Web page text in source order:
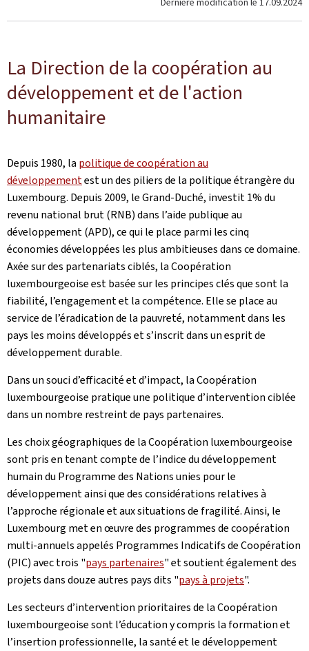
La Direction de la coopération au
développement et de l'action
humanitaire
Depuis 1980, la politique de coopération au
développementest un des piliers de la politique étrangère du
Luxembourg. Depuis 2009, le Grand-Duché, investit 1% du
revenu national brut (RNB) dans l’aide publique au
développement (APD), ce qui le place parmi les cinq
économies développées les plus ambitieuses dans ce domaine.
Axée sur des partenariats ciblés, la Coopération
luxembourgeoise est basée sur les principes clés que sont la
fiabilité, l’engagement et la compétence. Elle se place au
service de l’éradication de la pauvreté, notamment dans les
pays les moins développés et s’inscrit dans un esprit de
développement durable.
Dans un souci d’efficacité et d’impact, la Coopération
luxembourgeoise pratique une politique d’intervention ciblée
dans un nombre restreint de pays partenaires.
Les choix géographiques de la Coopération luxembourgeoise
sont pris en tenant compte de l’indice du développement
humain du Programme des Nations unies pour le
développement ainsi que des considérations relatives à
l’approche régionale et aux situations de fragilité. Ainsi, le
Luxembourg met en œuvre des programmes de coopération
multi-annuels appelés Programmes Indicatifs de Coopération
(PIC) avec trois "pays partenaires" et soutient également des
projets dans douze autres pays dits "pays à projets".
Les secteurs d’intervention prioritaires de la Coopération
luxembourgeoise sont l’éducation y compris la formation et
l’insertion professionnelle, la santé et le développement